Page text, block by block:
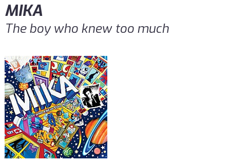
MIKA
The boy who knew too much